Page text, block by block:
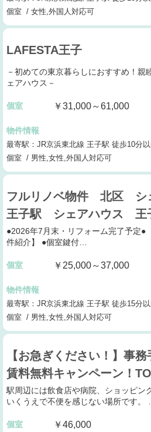
個室 / 女性,外国人対応可
LAFESTA王子
－初めての東京暮らしにおすすめ！親
ェアハウス－
個室 ￥31,000～61,000
物件情報
最寄駅：JR京浜東北線 王子駅 徒歩10分
個室 / 男性,女性,外国人対応可
フルリノベ物件 北区 シ
王子駅 シェアハウス 王
●2026年7月末・リフォーム完了予定
件紹介】 ●個室鍵付…
個室 ￥25,000～37,000
物件情報
最寄駅：JR京浜東北線 王子駅 徒歩15分
個室 / 男性,女性,外国人対応可
【お急ぎください！】事務
賃料無料キャンペーン！
駅周辺には飲食店や病院、ショッピン
いくうえで不便を感じない場所です。 …
個室 ￥46,000